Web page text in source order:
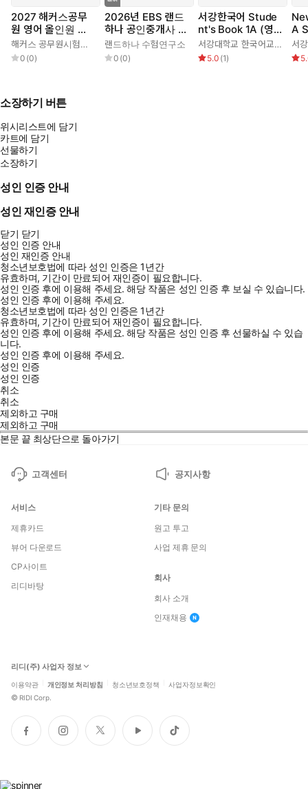
2027 해커스공무
원 영어 올인원 기
본서
해커스 공무원시험연구소
0 (0)
2026년 EBS 랜드
하나 공인중개사 올
인원요약집_부동산
공시법
랜드하나 수험연구소
0 (0)
서강한국어 Stude
nt's Book 1A (영
어판) 3rd edition서강대학교 한국어교육원
5.0 (1)
A
(영
소장하기 버튼
위시리스트에 담기
카트에 담기
선물하기
소장하기
성인 인증 안내
성인 재인증 안내
닫기 닫기
성인 인증 안내
성인 재인증 안내
청소년보호법에 따라 성인 인증은 1년간
유효하며, 기간이 만료되어 재인증이 필요합니다.
성인 인증 후에 이용해 주세요.해당 작품은 성인 인증 후 보실 수 있습니다.
성인 인증 후에 이용해 주세요.
청소년보호법에 따라 성인 인증은 1년간
유효하며, 기간이 만료되어 재인증이 필요합니다.
성인 인증 후에 이용해 주세요.해당 작품은 성인 인증 후 선물하실 수 있습
니다.
성인 인증 후에 이용해 주세요.
성인 인증
성인 인증
취소
취소
제외하고 구매
제외하고 구매
본문 끝 최상단으로 돌아가기
고객센터 공지사항
서비스
제휴카드
뷰어 다운로드
CP사이트
리디바탕
기타 문의
원고 투고
사업 제휴 문의
회사
회사 소개
인재채용
리디(주) 사업자 정보
이용약관 개인정보 처리방침 청소년보호정책 사업자정보확인
© RIDI Corp.
페
이
인
스
트
위
유
튜
틱
톡